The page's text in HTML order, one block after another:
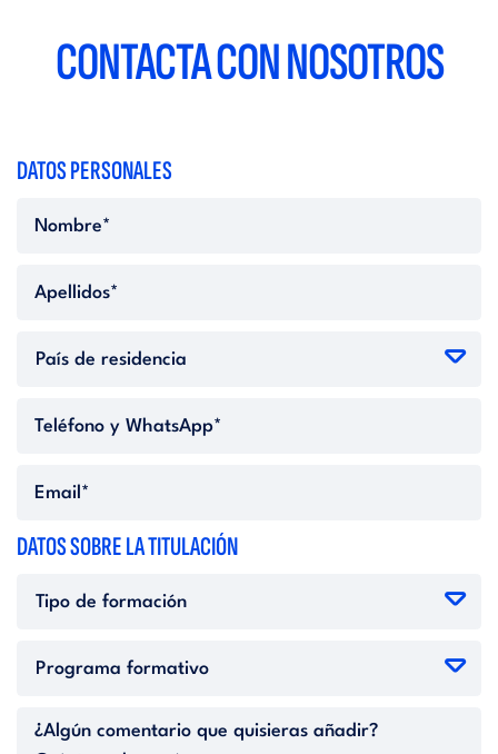
CONTACTA CON NOSOTROS
DATOS PERSONALES
DATOS SOBRE LA TITULACIÓN